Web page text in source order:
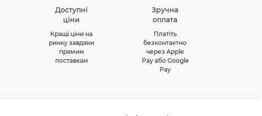
Доступні
ціни
Кращі ціни на
ринку завдяки
прямим
поставкам
Зручна
оплата
Платіть
безконтактно
через Apple
Pay або Google
Pay